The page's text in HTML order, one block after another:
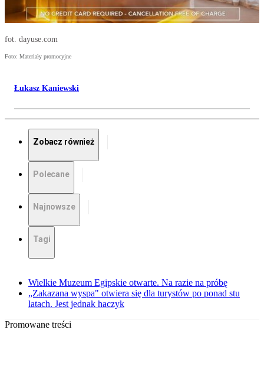
fot. dayuse.com
Foto: Materiały promocyjne
Łukasz Kaniewski
Zobacz również
Polecane
Najnowsze
Tagi
Wielkie Muzeum Egipskie otwarte. Na razie na próbę
„Zakazana wyspa" otwiera się dla turystów po ponad stu
latach. Jest jednak haczyk
Promowane treści